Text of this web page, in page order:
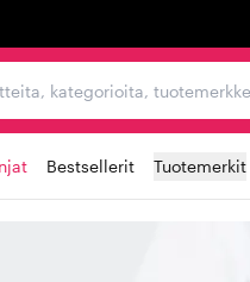
kategorioita,
Bestsellerit Tuotemerkit